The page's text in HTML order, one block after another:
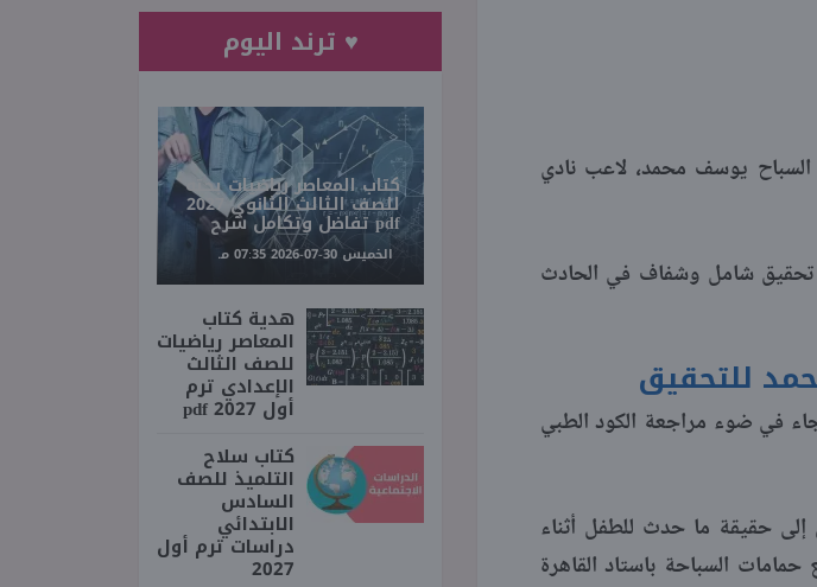
السباح يوسف محمد، لاعب نادي
3 ديسمبر 2025، لضمان إجراء تحقيق شامل وشفاف في الحادث
للتحقيق
جاء في ضوء مراجعة الكود الطبي
حقيقة ما حدث للطفل أثناء
الجمهورية للسباحة تحت 12 سنة بمجمع حمامات السباحة باستاد القاهرة
♥ ترند اليوم
كتاب المعاصر رياضيات بحته
للصف الثالث الثانوي 2027
pdf تفاضل وتكامل شرح
الخميس 30-07-2026 07:35 مـ
هدية كتاب
المعاصر رياضيات
للصف الثالث
الإعدادي ترم
أول 2027 pdf
كتاب سلاح
التلميذ للصف
السادس
الابتدائي
دراسات ترم أول
2027